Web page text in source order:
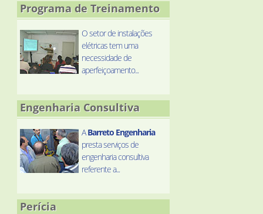
Programa de Treinamento
O setor de instalações
elétricas tem uma
necessidade de
aperfeiçoamento...
Engenharia Consultiva
ABarreto Engenharia
presta serviços de
engenharia consultiva
referente a...
Perícia